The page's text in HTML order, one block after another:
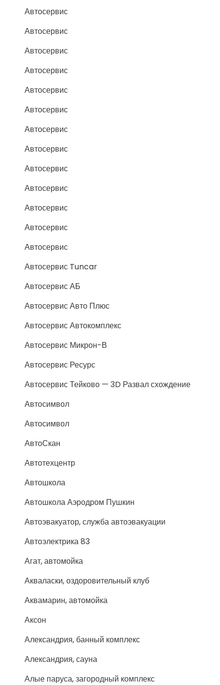
Автосервис
Автосервис
Автосервис
Автосервис
Автосервис
Автосервис
Автосервис
Автосервис
Автосервис
Автосервис
Автосервис
Автосервис
Автосервис
Автосервис Tuncar
Автосервис АБ
Автосервис Авто Плюс
Автосервис Автокомплекс
Автосервис Микрон-В
Автосервис Ресурс
Автосервис Тейково — 3D Развал схождение
Автосимвол
Автосимвол
АвтоСкан
Автотехцентр
Автошкола
Автошкола Аэродром Пушкин
Автоэвакуатор, служба автоэвакуации
Автоэлектрика 83
Агат, автомойка
Акваласки, оздоровительный клуб
Аквамарин, автомойка
Аксон
Александрия, банный комплекс
Александрия, сауна
Алые паруса, загородный комплекс